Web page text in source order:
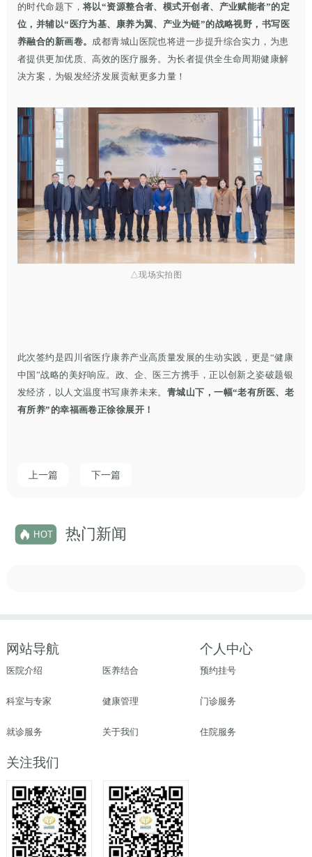
的时代命题下， 将以“资源整合者、模式开创者、产业赋能者”的定
位，并辅以“医疗为基、康养为翼、产业为链”的战略视野，书写医
养融合的新画卷。 成都青城山医院也将进一步提升综合实力，为患
者提供更加优质、高效的医疗服务。 为长者提供全生命周期健康解
决方案，为银发经济发展贡献更多力量！
△现场实拍图
此次签约是四川省医疗康养产业高质量发展的生动实践，更是“健康
中国”战略的美好响应。政、企、医三方携手，正以创新之姿破题银
发经济，以人文温度书写康养未来。 青城山下，一幅“老有所医、老
有所养”的幸福画卷正徐徐展开！
上一篇 下一篇
HOT 热门新闻
网站导航
医院介绍
科室与专家
就诊服务
医养结合
健康管理
关于我们
个人中心
预约挂号
门诊服务
住院服务
关注我们